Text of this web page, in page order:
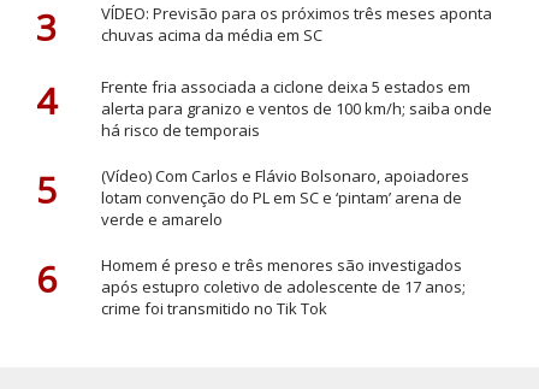
3
VÍDEO: Previsão para os próximos três meses aponta
chuvas acima da média em SC
4
Frente fria associada a ciclone deixa 5 estados em
alerta para granizo e ventos de 100 km/h; saiba onde
há risco de temporais
5
(Vídeo) Com Carlos e Flávio Bolsonaro, apoiadores
lotam convenção do PL em SC e ‘pintam’ arena de
verde e amarelo
6
Homem é preso e três menores são investigados
após estupro coletivo de adolescente de 17 anos;
crime foi transmitido no Tik Tok